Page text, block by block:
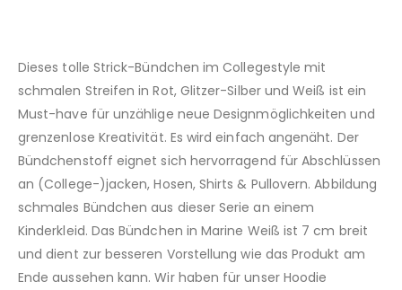
Dieses tolle Strick-Bündchen im Collegestyle mit
schmalen Streifen in Rot, Glitzer-Silber und Weiß ist ein
Must-have für unzählige neue Designmöglichkeiten und
grenzenlose Kreativität. Es wird einfach angenäht. Der
Bündchenstoff eignet sich hervorragend für Abschlüssen
an (College-)jacken, Hosen, Shirts & Pullovern. Abbildung
schmales Bündchen aus dieser Serie an einem
Kinderkleid. Das Bündchen in Marine Weiß ist 7 cm breit
und dient zur besseren Vorstellung wie das Produkt am
Ende aussehen kann. Wir haben für unser Hoodie